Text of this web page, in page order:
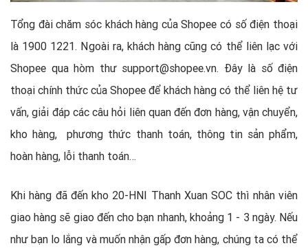
Tổng đài chăm sóc khách hàng của Shopee có số điện thoại
là 1900 1221. Ngoài ra, khách hàng cũng có thể liên lạc với
Shopee qua hòm thư support@shopee.vn. Đây là số điện
thoại chính thức của Shopee để khách hàng có thể liên hệ tư
vấn, giải đáp các câu hỏi liên quan đến đơn hàng, vận chuyển,
kho hàng, phương thức thanh toán, thông tin sản phẩm,
hoàn hàng, lỗi thanh toán…
Khi hàng đã đến kho 20-HNI Thanh Xuan SOC thì nhân viên
giao hàng sẽ giao đến cho bạn nhanh, khoảng 1 - 3 ngày. Nếu
như bạn lo lắng và muốn nhận gấp đơn hàng, chúng ta có thể